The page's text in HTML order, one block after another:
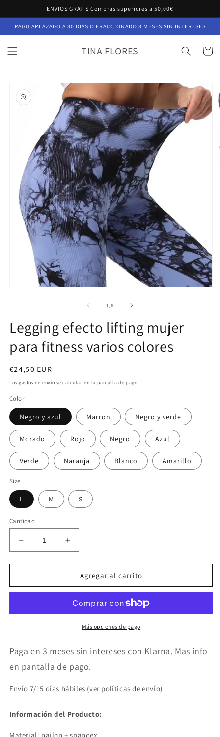
directamente
al contenido
ENVIOS GRATIS Compras superiores a 50,00€
PAGO APLAZADO A 30 DIAS O FRACCIONADO 3 MESES SIN INTERESES
TINA FLORES Carrito
a la
información
una
ventana
1 /de
6
Legging efecto lifting mujer
para fitness varios colores
Precio
habitual
€24,50 EUR
Los gastos de envío se calculan en la pantalla de pago.
Color
Negro y azul Marron Negro y verde
Morado Rojo Negro Azul
Verde Naranja Blanco Amarillo
Size
L M S
Cantidad
Reducir
cantidad
para
efecto
para
colores
Aumentar
cantidad
para
Legging
efecto
mujer
para
fitness
colores
Agregar al carrito
Más opciones de pago
Paga en 3 meses sin intereses con Klarna. Mas info
en pantalla de pago.
Envío 7/15 días hábiles (ver políticas de envío)
Información del Producto:
Material: nailon + spandex